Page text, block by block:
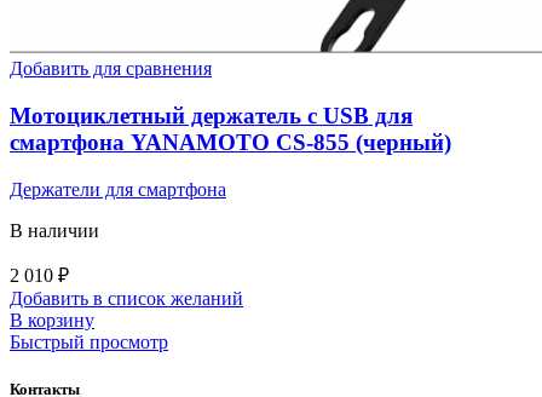
Добавить для сравнения
Мотоциклетный держатель c USB для
смартфона YANAMOTO CS-855 (черный)
Держатели для смартфона
В наличии
2 010 ₽
Добавить в список желаний
В корзину
Быстрый просмотр
Контакты